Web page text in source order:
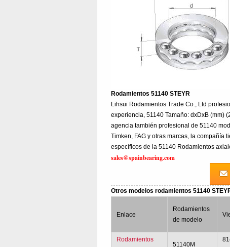
Rodamientos 51140 STEYR
Lihsui Rodamientos Trade Co., Ltd
experiencia, 51140 Tamaño: dxDxB (mm)
agencia también profesional de 51140
Timken, FAG y otras marcas, la compañía
específicos de la 51140 Rodamientos
sales@spainbearing.com
Otros modelos rodamientos 51140
Enlace
Rodamientos
de modelo
Rodamientos
51140M